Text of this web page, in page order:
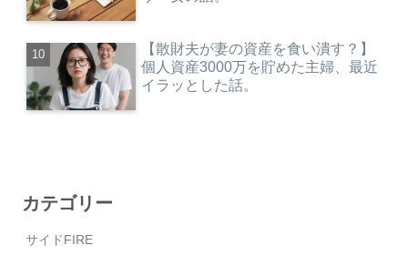
【散財夫が妻の資産を食い潰す？】
個人資産3000万を貯めた主婦、最近
イラッとした話。
カテゴリー
サイドFIRE